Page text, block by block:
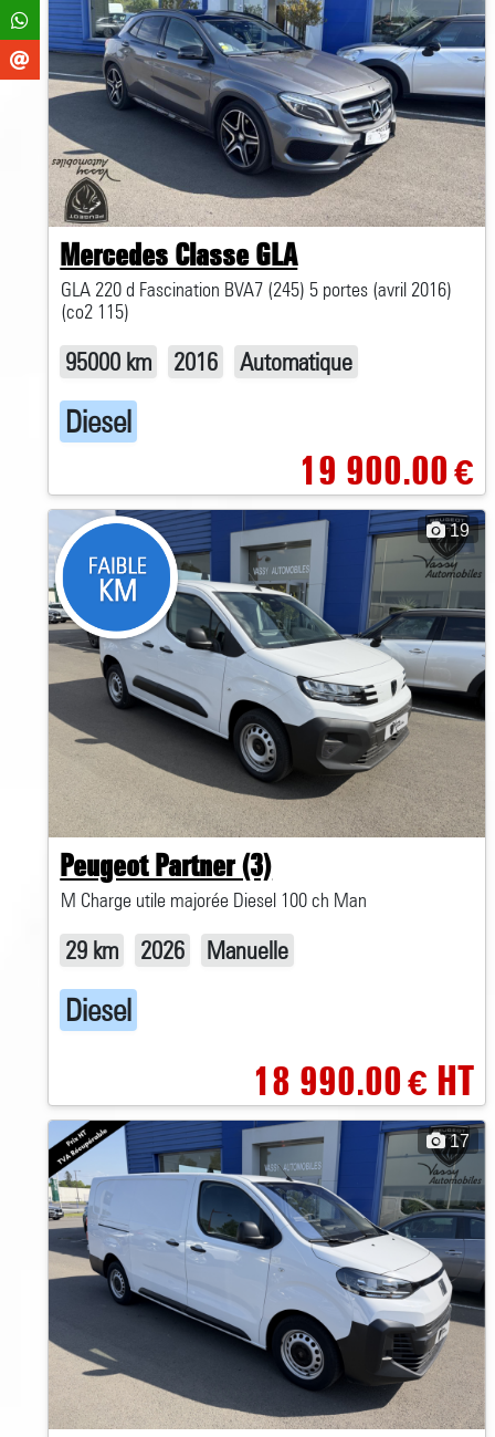
Mercedes Classe GLA
GLA 220 d Fascination BVA7 (245) 5 portes (avril 2016)
(co2 115)
95000 km 2016 Automatique
Diesel
19 900.00€
19
Peugeot Partner (3)
M Charge utile majorée Diesel 100 ch Man
29 km 2026 Manuelle
Diesel
18 990.00€HT
17